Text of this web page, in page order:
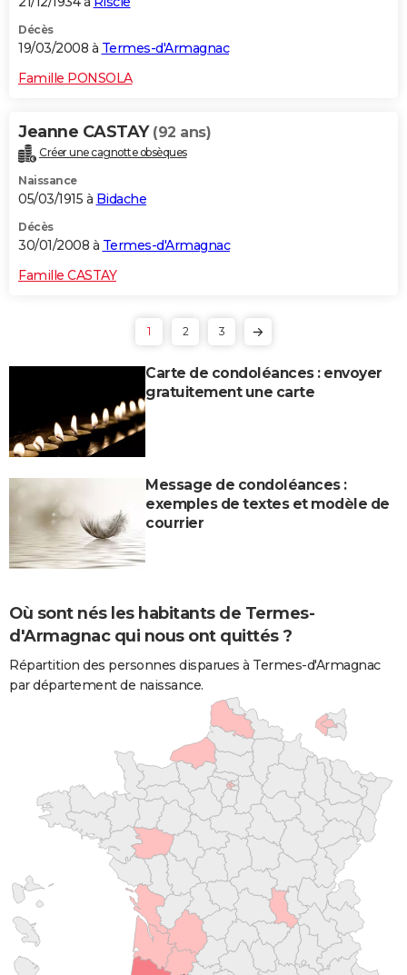
Décès
19/03/2008 à Termes-d'Armagnac
Famille PONSOLA
Jeanne CASTAY (92 ans)
Créer une cagnotte obsèques
Naissance
05/03/1915 à Bidache
Décès
30/01/2008 à Termes-d'Armagnac
Famille CASTAY
1 2 3
Carte de condoléances : envoyer
gratuitement une carte
Message de condoléances :
exemples de textes et modèle de
courrier
Où sont nés les habitants de Termes-
d'Armagnac qui nous ont quittés ?
Répartition des personnes disparues à Termes-d'Armagnac
par département de naissance.